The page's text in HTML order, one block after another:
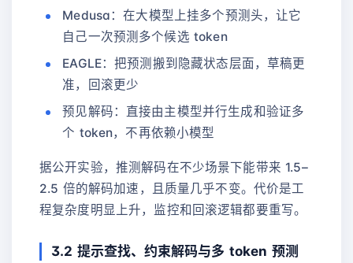
Medusa：在大模型上挂多个预测头，让它
自己一次预测多个候选 token
EAGLE：把预测搬到隐藏状态层面，草稿更
准，回滚更少
预见解码：直接由主模型并行生成和验证多
个 token，不再依赖小模型
据公开实验，推测解码在不少场景下能带来 1.5–
2.5 倍的解码加速，且质量几乎不变。代价是工
程复杂度明显上升，监控和回滚逻辑都要重写。
3.2 提示查找、约束解码与多 token 预测